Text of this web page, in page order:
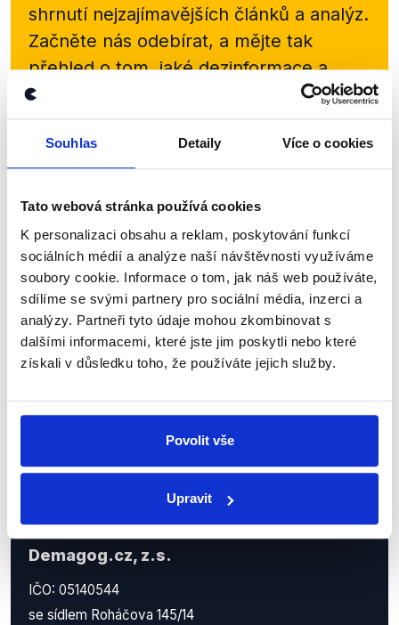
Souhlas Detaily Více o cookies
Tato webová stránka používá cookies
K personalizaci obsahu a reklam, poskytování funkcí
sociálních médií a analýze naší návštěvnosti využíváme
soubory cookie. Informace o tom, jak náš web používáte,
sdílíme se svými partnery pro sociální média, inzerci a
analýzy. Partneři tyto údaje mohou zkombinovat s
dalšími informacemi, které jste jim poskytli nebo které
získali v důsledku toho, že používáte jejich služby.
Povolit vše
Upravit
shrnutí nejzajímavějších článků a analýz.
Začněte nás odebírat, a mějte tak
přehled o tom, jaké dezinformace a
nepravdy se zrovna v Česku šíří.
Newsletter WhatsApp
Sociální sítě
Nenechte si ujít nejnovější události
z Demagog.cz. Sdílením našich
příspěvků přátelům podpoříte naši
práci.
Demagog.cz, z.s.
IČO: 05140544
se sídlem Roháčova 145/14